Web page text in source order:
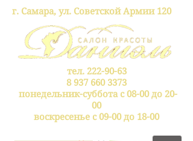
г. Самара, ул. Советской Армии 120
тел. 222-90-63
8 937 660 3373
понедельник-суббота с 08-00 до 20-
00
воскресенье с 09-00 до 18-00